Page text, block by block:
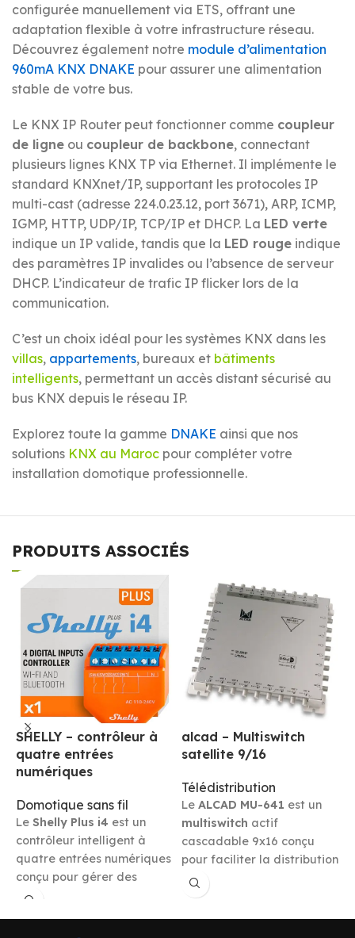
configurée manuellement via ETS, offrant une
adaptation flexible à votre infrastructure réseau.
Découvrez également notre module d’alimentation
960mA KNX DNAKE pour assurer une alimentation
stable de votre bus.
Le KNX IP Router peut fonctionner comme coupleur
de ligne ou coupleur de backbone, connectant
plusieurs lignes KNX TP via Ethernet. Il implémente le
standard KNXnet/IP, supportant les protocoles IP
multi-cast (adresse 224.0.23.12, port 3671), ARP, ICMP,
IGMP, HTTP, UDP/IP, TCP/IP et DHCP. La LED verte
indique un IP valide, tandis que la LED rouge indique
des paramètres IP invalides ou l’absence de serveur
DHCP. L’indicateur de trafic IP flicker lors de la
communication.
C’est un choix idéal pour les systèmes KNX dans les
villas, appartements, bureaux et bâtiments
intelligents, permettant un accès distant sécurisé au
bus KNX depuis le réseau IP.
Explorez toute la gamme DNAKE ainsi que nos
solutions KNX au Maroc pour compléter votre
installation domotique professionnelle.
PRODUITS ASSOCIÉS
SHELLY – contrôleur à
quatre entrées
numériques
Domotique sans fil
Le Shelly Plus i4 est un
contrôleur intelligent à
quatre entrées numériques
conçu pour gérer des
actions et des scénarios
alcad – Multiswitch
satellite 9/16
Télédistribution
Le ALCAD MU-641 est un
multiswitch actif
cascadable 9x16 conçu
pour faciliter la distribution
de signaux satellites et de
télévision terrestre dans